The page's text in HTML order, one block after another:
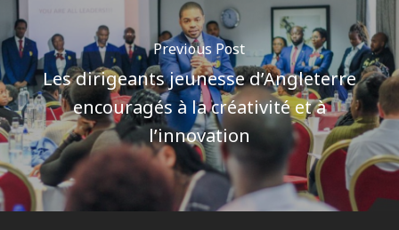
Previous Post
Les dirigeants jeunesse d’Angleterre
encouragés à la créativité et à
l’innovation